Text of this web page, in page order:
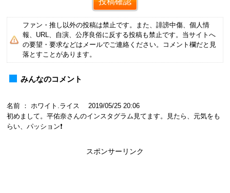
ファン・推し以外の投稿は禁止です。また、誹謗中傷、個人情
報、URL、自演、公序良俗に反する投稿も禁止です。当サイトへ
の要望・要求などはメールでご連絡ください。コメント欄だと見
落とすことがあります。
みんなのコメント
名前 ： ホワイト.ライス 2019/05/25 20:06
初めまして。平佑奈さんのインスタグラム見てます。見たら、元気をも
らい、パッション❗️
スポンサーリンク